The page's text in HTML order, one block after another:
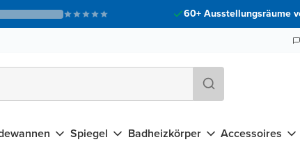
60+ Ausstellungsräume
Spiegel Badheizkörper Accessoires